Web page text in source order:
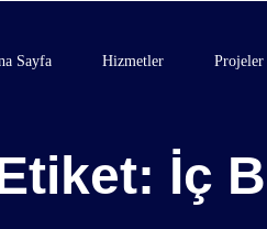
Sayfa Hizmetler Projeler
İç